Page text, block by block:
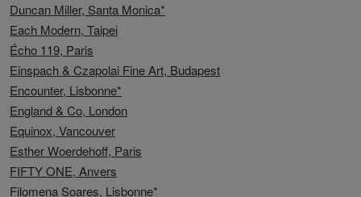
Duncan Miller, Santa Monica*
Each Modern, Taipei
Écho 119, Paris
Einspach & Czapolai Fine Art, Budapest
Encounter, Lisbonne*
England & Co, London
Equinox, Vancouver
Esther Woerdehoff, Paris
FIFTY ONE, Anvers
Filomena Soares, Lisbonne*